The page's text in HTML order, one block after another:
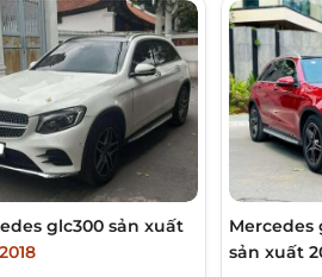
glc300 sản xuất
2018
Mercedes
sản xuất